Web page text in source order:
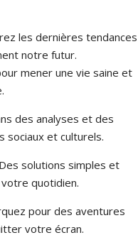
les dernières tendances
notre futur.
mener une vie saine et
des analyses et des
sociaux et culturels.
solutions simples et
quotidien.
pour des aventures
votre écran.